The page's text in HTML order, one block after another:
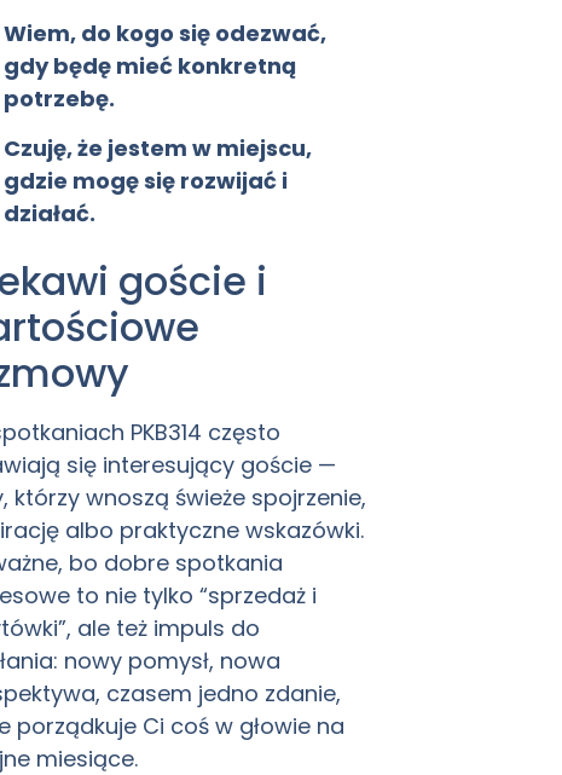
Wiem, do kogo się odezwać,
gdy będę mieć konkretną
potrzebę.
Czuję, że jestem w miejscu,
gdzie mogę się rozwijać i
działać.
goście i
PKB314 często
się interesujący goście —
którzy wnoszą świeże spojrzenie,
albo praktyczne wskazówki.
bo dobre spotkania
to nie tylko “sprzedaż i
ale też impuls do
nowy pomysł, nowa
czasem jedno zdanie,
porządkuje Ci coś w głowie na
miesiące.